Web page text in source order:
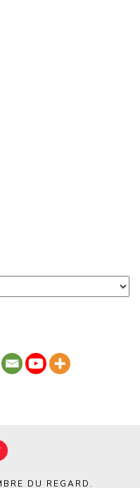
DU REGARD.